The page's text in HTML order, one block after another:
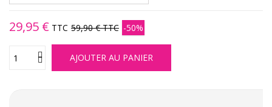
29,95 € TTC 59,90 €TTC -50%
AJOUTER AU PANIER